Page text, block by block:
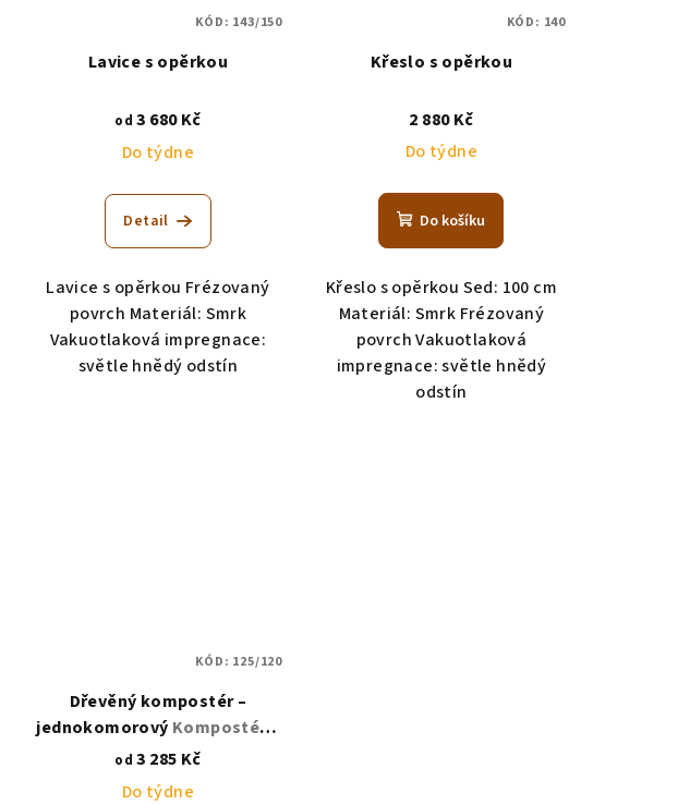
Lavice s opěrkou
od 3 680 Kč
Do týdne
Detail
Lavice s opěrkou Frézovaný
povrch Materiál: Smrk
Vakuotlaková impregnace:
světle hnědý odstín
KÓD: 143/150
Křeslo s opěrkou
2 880 Kč
Do týdne
Do košíku
Křeslo s opěrkou Sed: 100 cm
Materiál: Smrk Frézovaný
povrch Vakuotlaková
impregnace: světle hnědý
odstín
KÓD: 140
Dřevěný kompostér –
jednokomorový Kompostér z
palisád
od 3 285 Kč
Do týdne
KÓD: 125/120